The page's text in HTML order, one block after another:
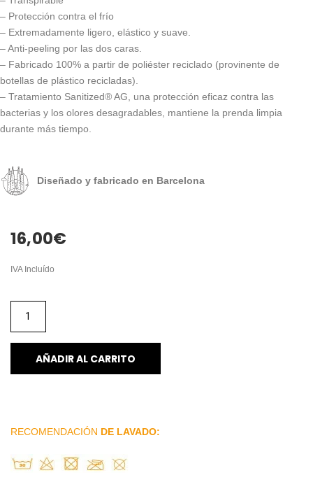
– Protección contra el frío
– Extremadamente ligero, elástico y suave.
– Anti-peeling por las dos caras.
– Fabricado 100% a partir de poliéster reciclado (provinente de
botellas de plástico recicladas).
– Tratamiento Sanitized® AG, una protección eficaz contra las
bacterias y los olores desagradables, mantiene la prenda limpia
durante más tiempo.
Diseñado y fabricado en Barcelona
16,00€
IVA Incluído
AÑADIR AL CARRITO
RECOMENDACIÓN DE LAVADO: